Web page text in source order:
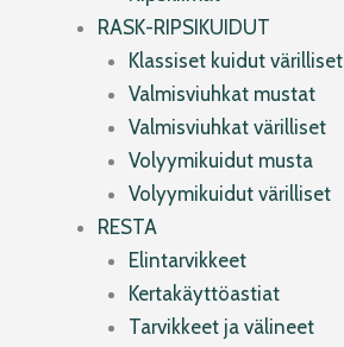
RASK-RIPSIKUIDUT
Klassiset kuidut värilliset
Valmisviuhkat mustat
Valmisviuhkat värilliset
Volyymikuidut musta
Volyymikuidut värilliset
RESTA
Elintarvikkeet
Kertakäyttöastiat
Tarvikkeet ja välineet